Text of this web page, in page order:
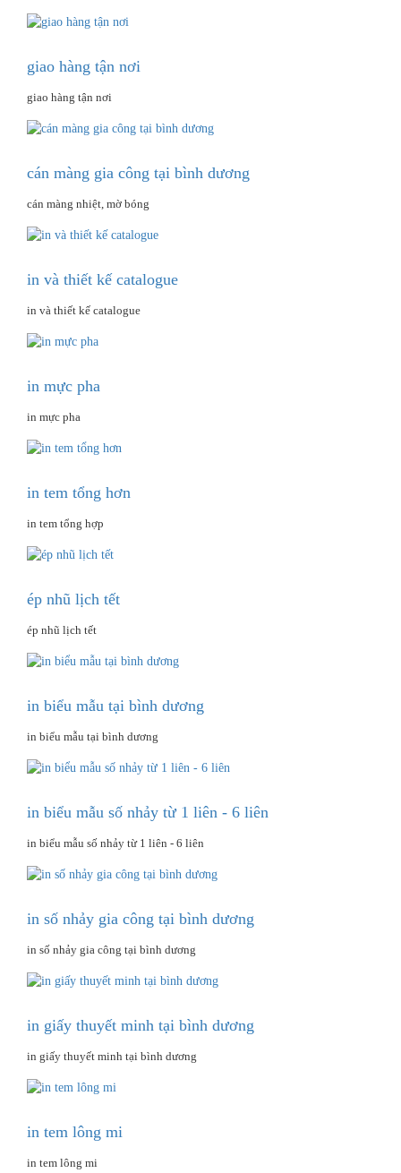
giao hàng tận nơi
giao hàng tận nơi
cán màng gia công tại bình dương
cán màng nhiệt, mờ bóng
in và thiết kế catalogue
in và thiết kế catalogue
in mực pha
in mực pha
in tem tổng hơn
in tem tổng hợp
ép nhũ lịch tết
ép nhũ lịch tết
in biểu mẫu tại bình dương
in biểu mẫu tại bình dương
in biểu mẫu số nhảy từ 1 liên - 6 liên
in biểu mẫu số nhảy từ 1 liên - 6 liên
in số nhảy gia công tại bình dương
in số nhảy gia công tại bình dương
in giấy thuyết minh tại bình dương
in giấy thuyết minh tại bình dương
in tem lông mi
in tem lông mi